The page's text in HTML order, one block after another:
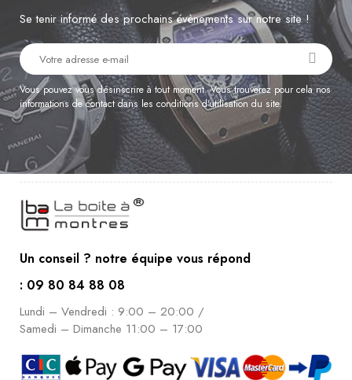
Se tenir informé des prochains évènements sur notre site !
Vous pouvez vous désinscrire à tout moment. Vous trouverez pour cela nos
informations de contact dans les conditions d'utilisation du site.
Un conseil ? notre équipe vous répond
: 09 80 84 88 08
Lundi – Vendredi : 9:00 – 20:00 /
Samedi – Dimanche 11:00 – 17:00